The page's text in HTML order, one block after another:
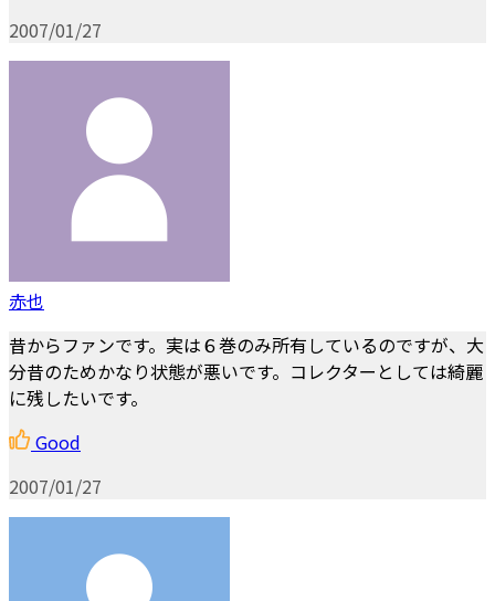
2007/01/27
赤也
昔からファンです。実は６巻のみ所有しているのですが、大
分昔のためかなり状態が悪いです。コレクターとしては綺麗
に残したいです。
Good
2007/01/27